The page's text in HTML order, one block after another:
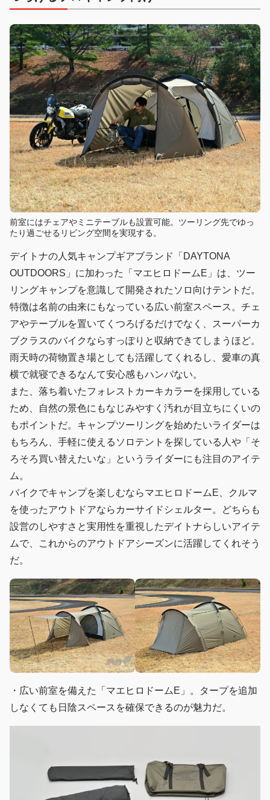
前室にはチェアやミニテーブルも設置可能。ツーリング先でゆっ
たり過ごせるリビング空間を実現する。
デイトナの人気キャンプギアブランド「DAYTONA
OUTDOORS」に加わった「マエヒロドームE」は、ツー
リングキャンプを意識して開発されたソロ向けテントだ。
特徴は名前の由来にもなっている広い前室スペース。チェ
アやテーブルを置いてくつろげるだけでなく、スーパーカ
ブクラスのバイクならすっぽりと収納できてしまうほど。
雨天時の荷物置き場としても活躍してくれるし、愛車の真
横で就寝できるなんて安心感もハンパない。
また、落ち着いたフォレストカーキカラーを採用している
ため、自然の景色にもなじみやすく汚れが目立ちにくいの
もポイントだ。キャンプツーリングを始めたいライダーは
もちろん、手軽に使えるソロテントを探している人や「そ
ろそろ買い替えたいな」というライダーにも注目のアイテ
ム。
バイクでキャンプを楽しむならマエヒロドームE、クルマ
を使ったアウトドアならカーサイドシェルター。どちらも
設営のしやすさと実用性を重視したデイトナらしいアイテ
ムで、これからのアウトドアシーズンに活躍してくれそう
だ。
・広い前室を備えた「マエヒロドームE」。タープを追加
しなくても日陰スペースを確保できるのが魅力だ。